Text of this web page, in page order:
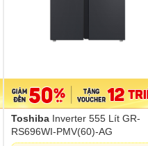
Toshiba Inverter 555 Lít GR-
RS696WI-PMV(60)-AG